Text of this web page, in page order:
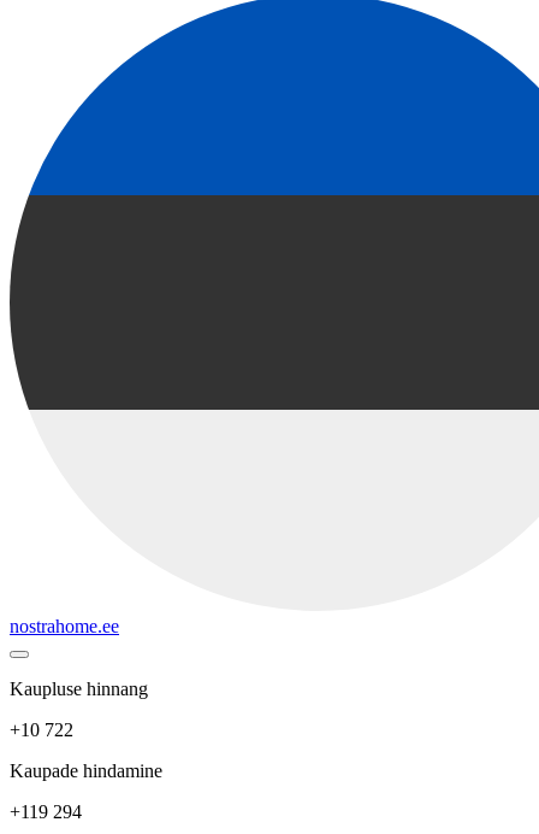
nostrahome.ee
Kaupluse hinnang
+10 722
Kaupade hindamine
+119 294